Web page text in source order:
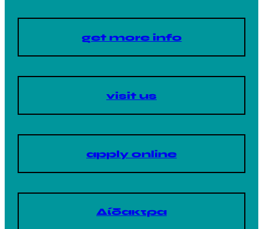
get more info
visit us
apply online
Δίδακτρα